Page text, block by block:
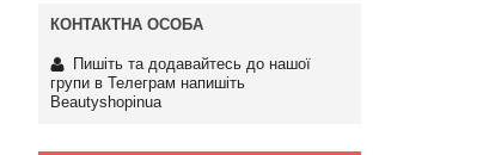
Пишіть та додавайтесь до нашої
групи в Телеграм напишіть
Beautyshopinua